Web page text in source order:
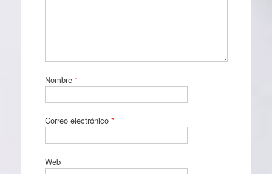
Nombre *
Correo electrónico *
Web